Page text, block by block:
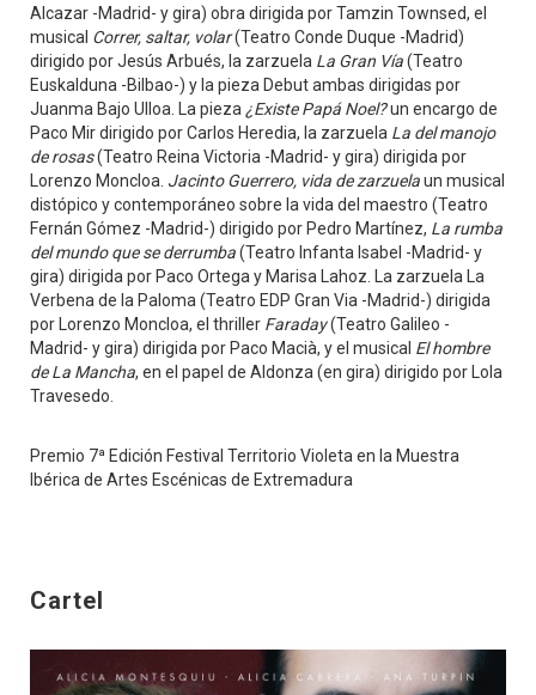
Alcazar -Madrid- y gira) obra dirigida por Tamzin Townsed, el
musical Correr, saltar, volar(Teatro Conde Duque -Madrid)
dirigido por Jesús Arbués, la zarzuela La Gran Vía(Teatro
Euskalduna -Bilbao-) y la pieza Debut ambas dirigidas por
Juanma Bajo Ulloa. La pieza ¿Existe Papá Noel?un encargo de
Paco Mir dirigido por Carlos Heredia, la zarzuela La del manojo
de rosas(Teatro Reina Victoria -Madrid- y gira) dirigida por
Lorenzo Moncloa. Jacinto Guerrero, vida de zarzuelaun musical
distópico y contemporáneo sobre la vida del maestro (Teatro
Fernán Gómez -Madrid-) dirigido por Pedro Martínez, La rumba
del mundo que se derrumba(Teatro Infanta Isabel -Madrid- y
gira) dirigida por Paco Ortega y Marisa Lahoz. La zarzuela La
Verbena de la Paloma (Teatro EDP Gran Via -Madrid-) dirigida
por Lorenzo Moncloa, el thriller Faraday(Teatro Galileo -
Madrid- y gira) dirigida por Paco Macià, y el musical El hombre
de La Mancha, en el papel de Aldonza (en gira) dirigido por Lola
Travesedo.
Premio 7ª Edición Festival Territorio Violeta en la Muestra
Ibérica de Artes Escénicas de Extremadura
Cartel